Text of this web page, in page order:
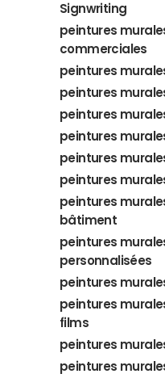
Signwriting
peintures
commerciales
peintures
peintures
peintures
peintures
peintures
peintures
peintures
bâtiment
peintures
personnalisées
peintures
peintures
films
peintures
peintures